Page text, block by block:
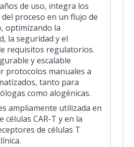
de uso, integra los
proceso en un flujo de
optimizando la
la seguridad y el
requisitos regulatorios.
y escalable
protocolos manuales a
tanto para
como alogénicas.
ampliamente utilizada en
células CAR-T y en la
de células T